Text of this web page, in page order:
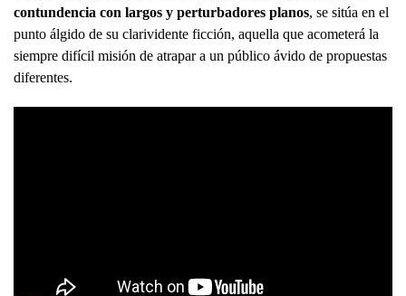
contundencia con largos y perturbadores planos, se sitúa en el
punto álgido de su clarividente ficción, aquella que acometerá la
siempre difícil misión de atrapar a un público ávido de propuestas
diferentes.